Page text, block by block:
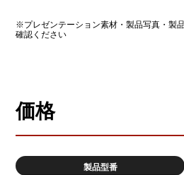
※プレゼンテーション素材・製品写真・製
確認ください
価格
製品型番